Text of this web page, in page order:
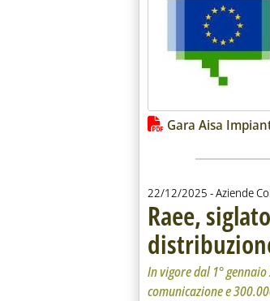
Lista allegati
Gara Aisa
22/12/2025 - Aziende
Raee,
In vigore dal 1°
comunicazione e